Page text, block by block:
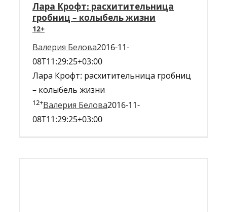
Лара Крофт: расхитительница
гробниц – колыбель жизни
12+
Валерия Белова2016-11-
08T11:29:25+03:00
Лара Крофт: расхитительница гробниц
– колыбель жизни
12+Валерия Белова2016-11-
08T11:29:25+03:00